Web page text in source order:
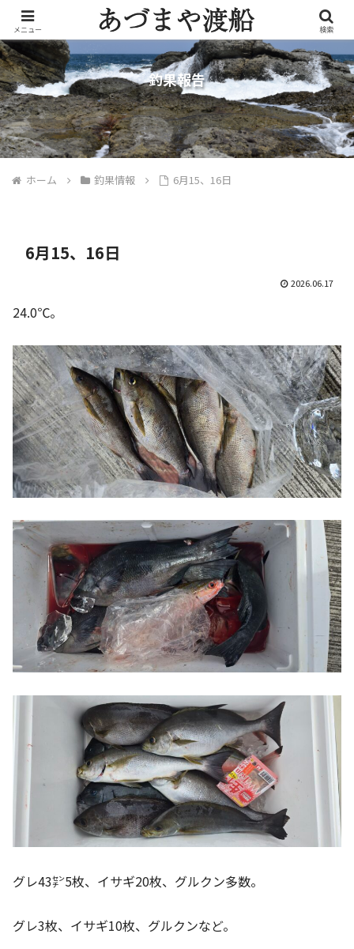
釣果報告
ホーム 釣果情報 6月15、16日
6月15、16日
2026.06.17
24.0℃。
グレ43㌢5枚、イサギ20枚、グルクン多数。
グレ3枚、イサギ10枚、グルクンなど。
メニュー 検索